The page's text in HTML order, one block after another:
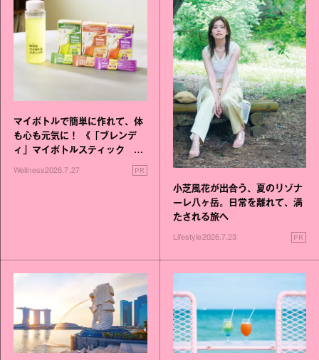
マイボトルで簡単に作れて、体
も心も元気に！ 《「ブレンデ
ィ」マイボトルスティック い
いこと毎日》シリーズが誕生
Wellness2026.7.27 PR
小芝風花が出合う、夏のリゾナ
ーレ八ヶ岳。日常を離れて、満
たされる旅へ
Lifestyle2026.7.23 PR